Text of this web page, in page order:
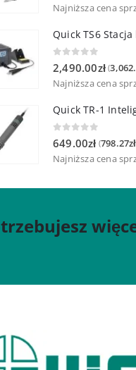
Najniższa cena
2,490.00zł (
Najniższa cena
0 out of 5
649.00zł (798.27zł
Najniższa cena